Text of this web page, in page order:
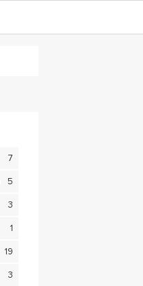
7
5
3
1
19
3